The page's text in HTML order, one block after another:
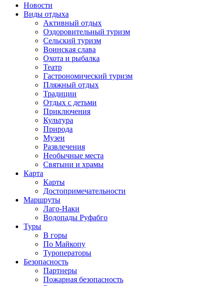
Новости
Виды отдыха
Активный отдых
Оздоровительный туризм
Сельский туризм
Воинская слава
Охота и рыбалка
Театр
Гастрономический туризм
Пляжный отдых
Традиции
Отдых с детьми
Приключения
Культура
Природа
Музеи
Развлечения
Необычные места
Святыни и храмы
Карта
Карты
Достопримечательности
Маршруты
Лаго-Наки
Водопады Руфабго
Туры
В горы
По Майкопу
Туроператоры
Безопасность
Партнеры
Пожарная безопасность